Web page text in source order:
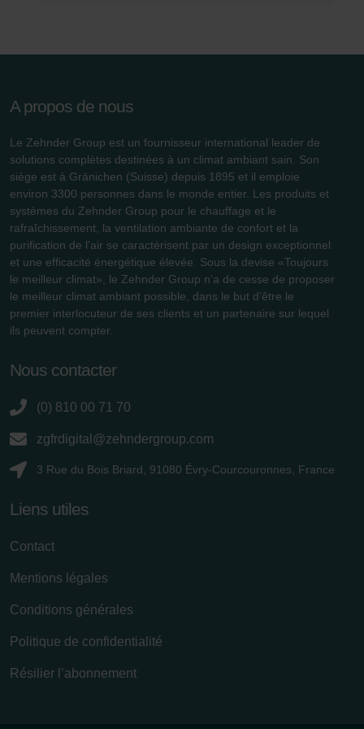
usuel. Si l’utilisateur concerné désactive l’enregistrement
que les fonctionnalités de notre site Web ne soient plus
disponibles dans leur intégralité.
Pour plus de détails, nous vous invitons à prendre
connaissance de notre politique relative aux cookies.
Datenschutzerklärung der Zehnder Group
Zehnder Group AG: Data Privacy
Zehnder Group België nv/sa: Déclarations de confidentialité
Zehnder Group Czech Republic s.r.o.: Zásady ochrany
Zehnder Group France: Protection des données
Zehnder Group Ibérica SAU: Política de privacidad
Zehnder Group Italia S.r.l.: Privacy
Zehnder Group İç Mekan İklimlendirme Sanayi ve Ticaret
Zehnder Group Nederland bv: Privacyverklaringen
Zehnder Group Schweiz AG: Datenschutz
danych Zehnder
Zehnder Group UK Limited: Privacy Policy
A propos de nous
Le Zehnder Group est un fournisseur international leader de
solutions complètes destinées à un climat ambiant sain. Son
siège est à Gränichen (Suisse) depuis 1895 et il emploie
environ 3300 personnes dans le monde entier. Les produits et
systèmes du Zehnder Group pour le chauffage et le
rafraîchissement, la ventilation ambiante de confort et la
purification de l’air se caractérisent par un design exceptionnel
et une efficacité énergétique élevée. Sous la devise «Toujours
le meilleur climat», le Zehnder Group n’a de cesse de proposer
le meilleur climat ambiant possible, dans le but d’être le
premier interlocuteur de ses clients et un partenaire sur lequel
ils peuvent compter.
Nous contacter
(0) 810 00 71 70
zgfrdigital@zehndergroup.com
3 Rue du Bois Briard, 91080 Évry-Courcouronnes, France
Liens utiles
Contact
Mentions légales
Conditions générales
Politique de confidentialité
Résilier l’abonnement